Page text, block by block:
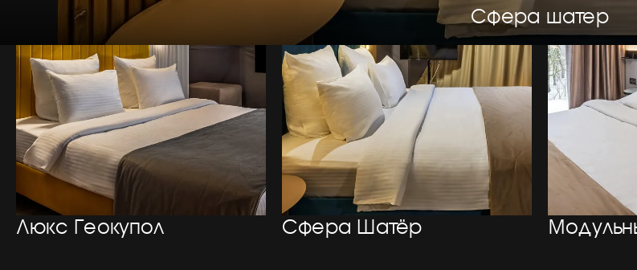
Люкс Геокупол Сфера Шатёр
Сфера шатер